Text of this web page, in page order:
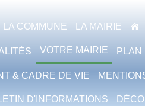
LA COMMUNE LA MAIRIE
VOTRE MAIRIE PLAN
& CADRE DE VIE
D'INFORMATIONS